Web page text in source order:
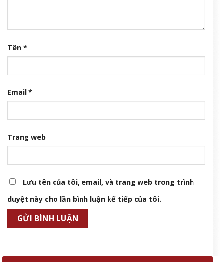
Tên *
Email *
Trang web
Lưu tên của tôi, email, và trang web trong trình
duyệt này cho lần bình luận kế tiếp của tôi.